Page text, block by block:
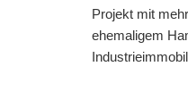
Projekt mit
ehemaligem